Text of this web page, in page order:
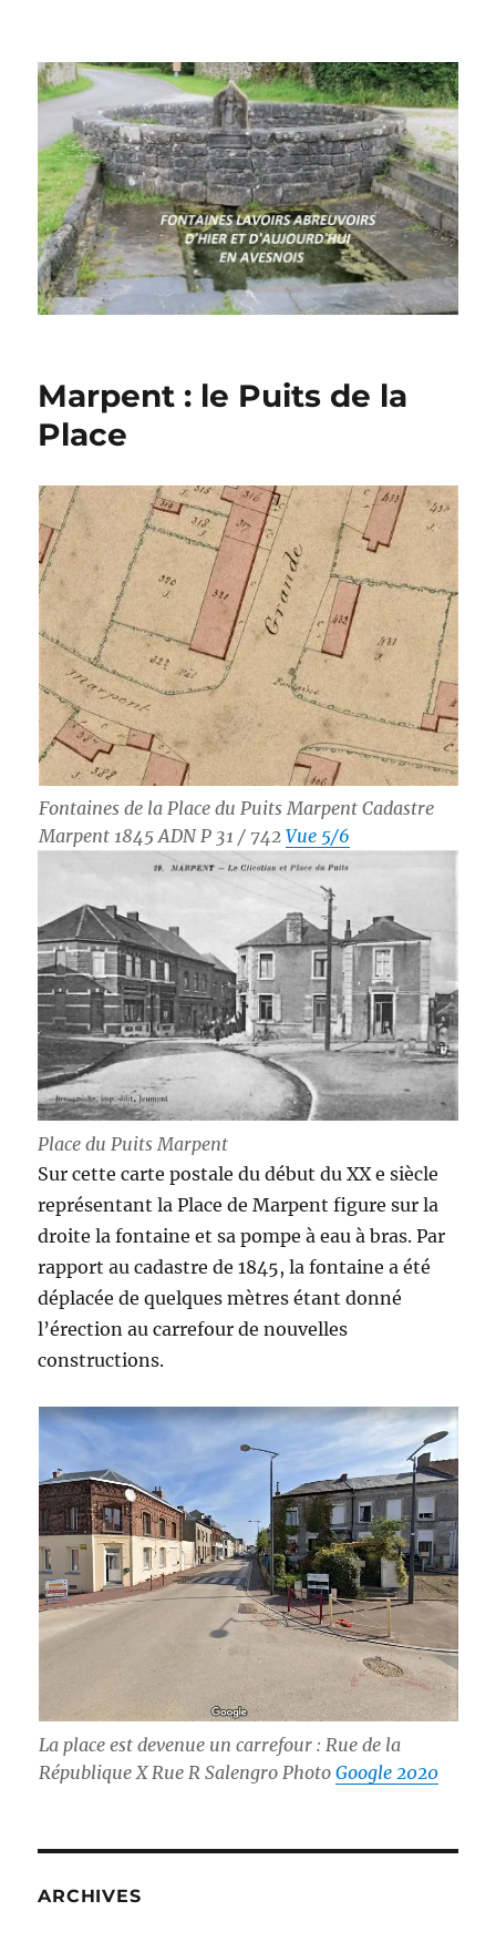
Marpent : le Puits de la
Place
Fontaines de la Place du Puits Marpent Cadastre
Marpent 1845 ADN P 31 / 742 Vue 5/6
Place du Puits Marpent
Sur cette carte postale du début du XX e siècle
représentant la Place de Marpent figure sur la
droite la fontaine et sa pompe à eau à bras. Par
rapport au cadastre de 1845, la fontaine a été
déplacée de quelques mètres étant donné
l’érection au carrefour de nouvelles
constructions.
La place est devenue un carrefour : Rue de la
République X Rue R Salengro Photo Google 2020
ARCHIVES